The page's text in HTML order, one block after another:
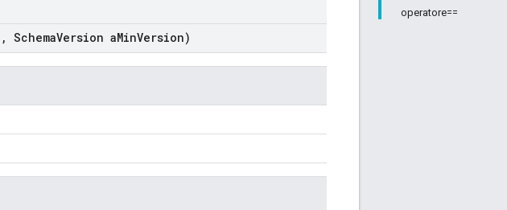
operatore==
, SchemaVersion aMinVersion)